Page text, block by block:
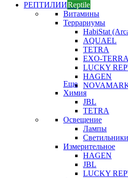
РЕПТИЛИИReptile
Витамины
Террариумы
HabiStat
AQUAEL
TETRA
EXO-TERRA
LUCKY
HAGEN
Еще
Химия
JBL
TETRA
Освещение
Лампы
Светильники
Измерительное
HAGEN
JBL
LUCKY